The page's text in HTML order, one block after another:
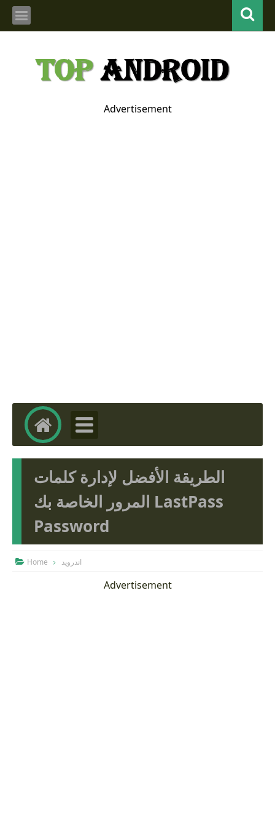
Advertisement
الطريقة الأفضل لإدارة كلمات
المرور الخاصة بك LastPass
Password
 Home اندرويد
Advertisement